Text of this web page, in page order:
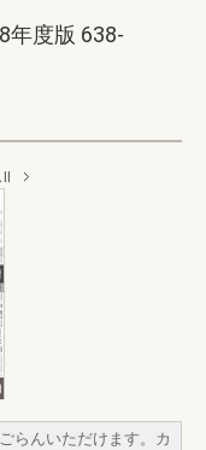
年度版 638-
らんいただけます。カ